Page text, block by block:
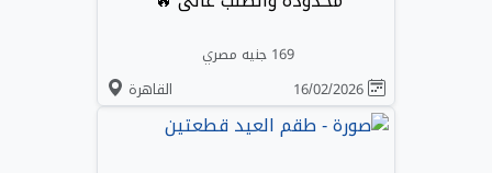
169 جنيه مصري
القاهرة